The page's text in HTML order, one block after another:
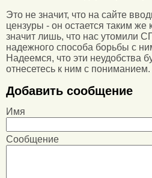
Это не значит, что на сайте
цензуры - он остается таким же
значит лишь, что нас утомили
надежного способа борьбы с
Надеемся, что эти неудобства
отнесетесь к ним с пониманием.
Добавить сообщение
Имя
Сообщение